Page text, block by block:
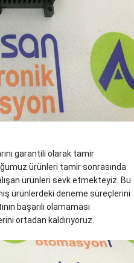
garantili olarak tamir
ürünleri tamir sonrasında
ürünleri sevk etmekteyiz. Bu
ürünlerdeki deneme süreçlerini
başarılı olamaması
ortadan kaldırıyoruz.